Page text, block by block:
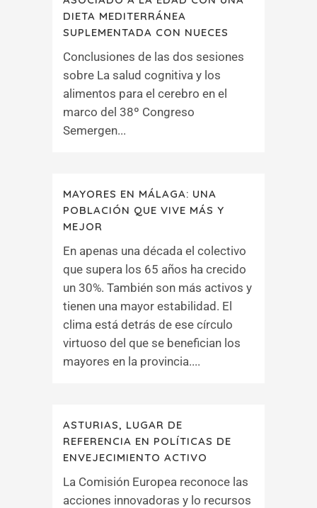
DIETA MEDITERRÁNEA
SUPLEMENTADA CON NUECES
Conclusiones de las dos sesiones
sobre La salud cognitiva y los
alimentos para el cerebro en el
marco del 38º Congreso
Semergen...
MAYORES EN MÁLAGA: UNA
POBLACIÓN QUE VIVE MÁS Y
MEJOR
En apenas una década el colectivo
que supera los 65 años ha crecido
un 30%. También son más activos y
tienen una mayor estabilidad. El
clima está detrás de ese círculo
virtuoso del que se benefician los
mayores en la provincia....
ASTURIAS, LUGAR DE
REFERENCIA EN POLÍTICAS DE
ENVEJECIMIENTO ACTIVO
La Comisión Europea reconoce las
acciones innovadoras y lo recursos